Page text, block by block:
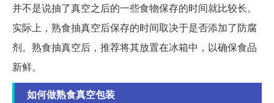
并不是说抽了真空之后的一些食物保存的时间就比较长。
实际上，熟食抽真空后保存的时间取决于是否添加了防腐
剂。熟食抽真空后，推荐将其放置在冰箱中，以确保食品
新鲜。
如何做熟食真空包装